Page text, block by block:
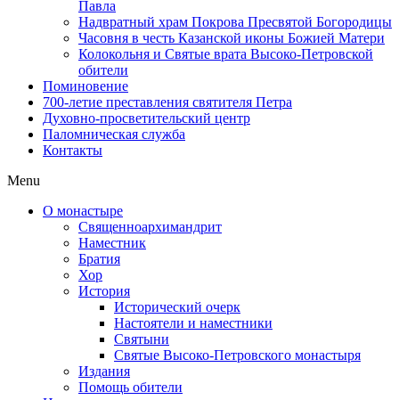
Павла
Надвратный храм Покрова Пресвятой Богородицы
Часовня в честь Казанской иконы Божией Матери
Колокольня и Святые врата Высоко-Петровской
обители
Поминовение
700-летие преставления святителя Петра
Духовно-просветительский центр
Паломническая служба
Контакты
Menu
О монастыре
Священноархимандрит
Наместник
Братия
Хор
История
Исторический очерк
Настоятели и наместники
Святыни
Святые Высоко-Петровского монастыря
Издания
Помощь обители